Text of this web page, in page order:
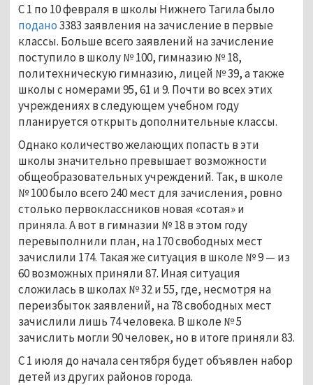
С 1 по 10 февраля в школы Нижнего Тагила было
подано3383 заявления на зачисление в первые
классы. Больше всего заявлений на зачисление
поступило в школу № 100, гимназию № 18,
политехническую гимназию, лицей № 39, а также
школы с номерами 95, 61 и 9. Почти во всех этих
учреждениях в следующем учебном году
планируется открыть дополнительные классы.
Однако количество желающих попасть в эти
школы значительно превышает возможности
общеобразовательных учреждений. Так, в школе
№ 100 было всего 240 мест для зачисления, ровно
столько первоклассников новая «сотая» и
приняла. А вот в гимназии № 18 в этом году
перевыполнили план, на 170 свободных мест
зачислили 174. Такая же ситуация в школе № 9 — из
60 возможных приняли 87. Иная ситуация
сложилась в школах № 32 и 55, где, несмотря на
переизбыток заявлений, на 78 свободных мест
зачислили лишь 74 человека. В школе № 5
зачислить могли 90 человек, но в итоге приняли 83.
С 1 июля до начала сентября будет объявлен набор
детей из других районов города.